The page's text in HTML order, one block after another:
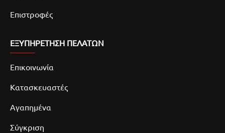
Επιστροφές
ΕΞΥΠΗΡΕΤΗΣΗ ΠΕΛΑΤΩΝ
Επικοινωνία
Κατασκευαστές
Αγαπημένα
Σύγκριση